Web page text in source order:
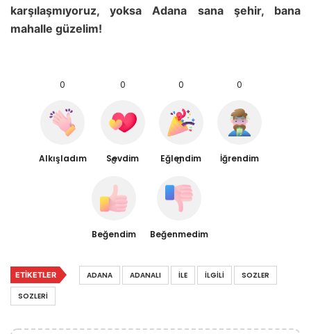
karşılaşmıyoruz, yoksa Adana sana şehir, bana
mahalle güzelim!
0
Alkışladım
0
Sevdim
0
Eğlendim
0
İğrendim
0
Beğendim
0
Beğenmedim
ETIKETLER ADANA ADANALI İLE İLGILI
SOZLER
SOZLERI